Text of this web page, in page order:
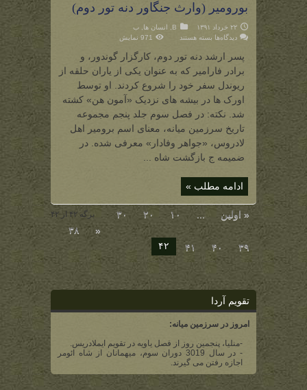
بورومیر (وارث جنگاور دنه تور دوم)
۲۲ خرداد ۱۳۹۱ B انسان ها
ب
دیدگاه‌ها برای
جنگاور
دنه
تور
دوم)
بسته هستند 971 نمایش
پسر ارشد دنه تور دوم، کارگزار گوندور، و
برادر فارامیر که به عنوان یکی از یاران حلقه از
ریوندل سفر خود را شروع کردند. او توسط
اورک ها در بیشه های نزدیک «آمون هن» کشته
شد. نکته: در فصل سوم جلد پنجم مجموعه
تاریخ سرزمین میانه، معنای اسم برومیر اهل
لادروس، «جواهر وفادار» معرفی شده. در
ضمیمه ج بازگشت شاه ...
ادامه مطلب »
برگه ۴۲ از ۴۲ « اولین ۱۰ ۲۰
۳۰
«
۳۸
۳۹
۴۰ ۴۱ ۴۲
تقویم آردا
امروز در سرزمین میانه:
-منلیا، پنجمین روز از فصل یاویه در تقویم ایملادریس.
- در سال 3019 دوران سوم، میهمانان از شاه ائومر
اجازه رفتن می گیرند.